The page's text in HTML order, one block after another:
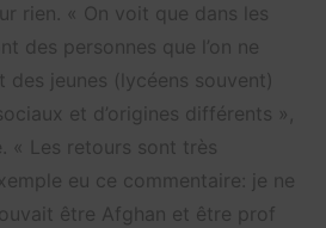
rien. « On voit que dans les
des personnes que l’on ne
des jeunes (lycéens souvent)
et d’origines différents »,
« Les retours sont très
eu ce commentaire: je ne
être Afghan et être prof